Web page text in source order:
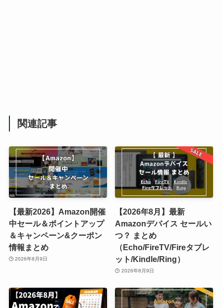
関連記事
【最新2026】Amazon開催
中セール＆ポイントアップ
＆キャンペーン&クーポン
情報まとめ
2026年8月9日
【2026年8月】最新
Amazonデバイス セールい
つ？ まとめ
（Echo/FireTV/Fireタブレ
ット/Kindle/Ring）
2026年8月9日